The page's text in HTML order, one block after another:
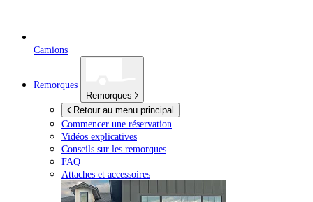
Camions
Remorques
Remorques
Retour au menu principal
Commencer une réservation
Vidéos explicatives
Conseils sur les remorques
FAQ
Attaches et accessoires